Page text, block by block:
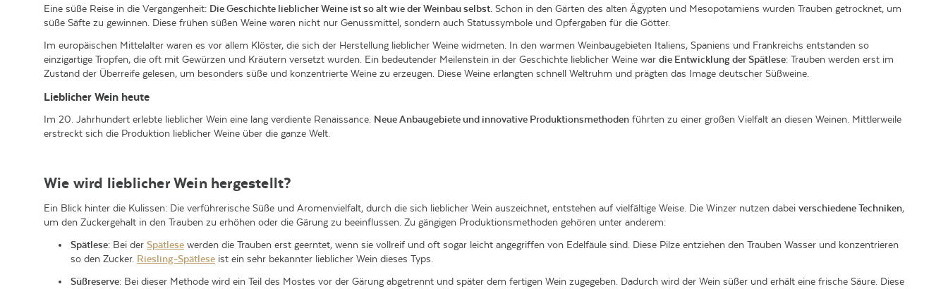
Eine süße Reise in die Vergangenheit: Die Geschichte lieblicher Weine ist so alt wie der Weinbau selbst. Schon in den Gärten des alten Ägypten und Mesopotamiens wurden Trauben getrocknet, um
süße Säfte zu gewinnen. Diese frühen süßen Weine waren nicht nur Genussmittel, sondern auch Statussymbole und Opfergaben für die Götter.
Im europäischen Mittelalter waren es vor allem Klöster, die sich der Herstellung lieblicher Weine widmeten. In den warmen Weinbaugebieten Italiens, Spaniens und Frankreichs entstanden so
einzigartige Tropfen, die oft mit Gewürzen und Kräutern versetzt wurden. Ein bedeutender Meilenstein in der Geschichte lieblicher Weine war die Entwicklung der Spätlese: Trauben werden erst im
Zustand der Überreife gelesen, um besonders süße und konzentrierte Weine zu erzeugen. Diese Weine erlangten schnell Weltruhm und prägten das Image deutscher Süßweine.
Lieblicher Wein heute
Im 20. Jahrhundert erlebte lieblicher Wein eine lang verdiente Renaissance. Neue Anbaugebiete und innovative Produktionsmethoden führten zu einer großen Vielfalt an diesen Weinen. Mittlerweile
erstreckt sich die Produktion lieblicher Weine über die ganze Welt.
Wie wird lieblicher Wein hergestellt?
Ein Blick hinter die Kulissen: Die verführerische Süße und Aromenvielfalt, durch die sich lieblicher Wein auszeichnet, entstehen auf vielfältige Weise. Die Winzer nutzen dabei verschiedene Techniken,
um den Zuckergehalt in den Trauben zu erhöhen oder die Gärung zu beeinflussen. Zu gängigen Produktionsmethoden gehören unter anderem:
Spätlese: Bei der Spätlese werden die Trauben erst geerntet, wenn sie vollreif und oft sogar leicht angegriffen von Edelfäule sind. Diese Pilze entziehen den Trauben Wasser und konzentrieren
so den Zucker. Riesling-Spätlese ist ein sehr bekannter lieblicher Wein dieses Typs.
Süßreserve: Bei dieser Methode wird ein Teil des Mostes vor der Gärung abgetrennt und später dem fertigen Wein zugegeben. Dadurch wird der Wein süßer und erhält eine frische Säure. Diese